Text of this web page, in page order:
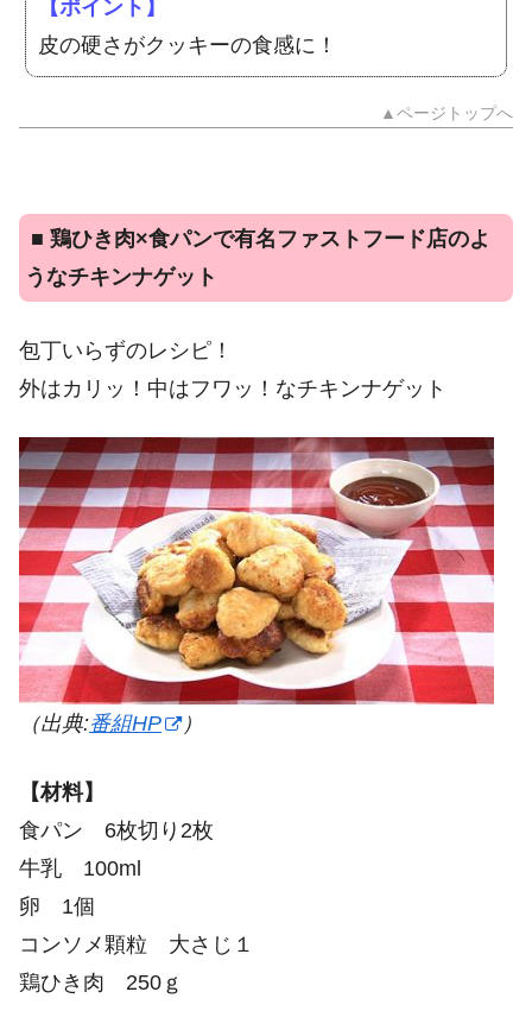
【ポイント】
皮の硬さがクッキーの食感に！
▲ページトップへ
■ 鶏ひき肉×食パンで有名ファストフード店のよ
うなチキンナゲット
包丁いらずのレシピ！
外はカリッ！中はフワッ！なチキンナゲット
（出典:番組HP ）
【材料】
食パン 6枚切り2枚
牛乳 100ml
卵 1個
コンソメ顆粒 大さじ１
鶏ひき肉 250ｇ